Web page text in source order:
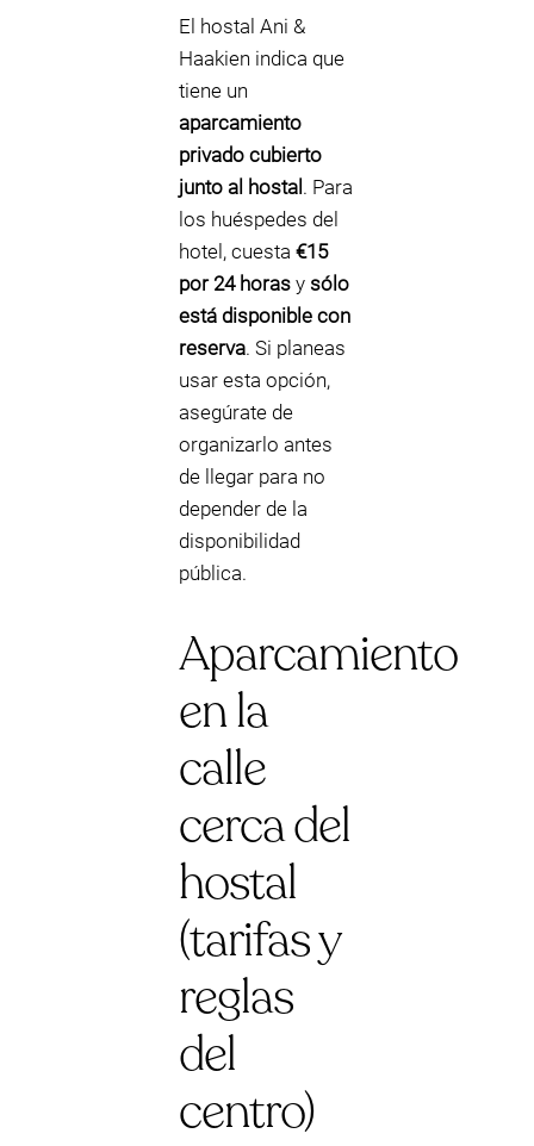
El hostal Ani &
Haakien indica que
tiene un
aparcamiento
privado cubierto
junto al hostal . Para
los huéspedes del
hotel, cuesta €15
por 24 horas y sólo
está disponible con
reserva. Si planeas
usar esta opción,
asegúrate de
organizarlo antes
de llegar para no
depender de la
disponibilidad
pública.
Aparcamiento
en la
calle
cerca del
hostal
(tarifas y
reglas
del
centro)